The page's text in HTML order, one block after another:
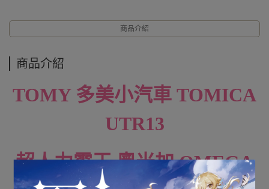
商品介紹
商品介紹
TOMY 多美小汽車 TOMICA
UTR13
超人力霸王 奧米加 OMEGA